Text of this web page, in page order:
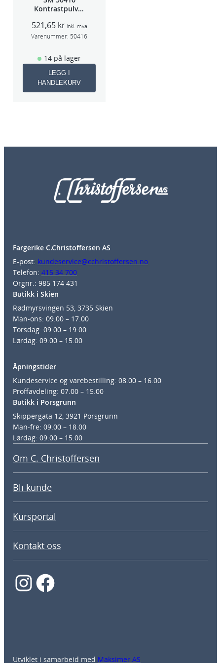
Kontrastpulver
521,65 kr inkl. mva
Varenummer: 50416
14 på lager
LEGG I
HANDLEKURV
Fargerike C.Christoffersen AS
E-post: kundeservice@cchristoffersen.no
Telefon: 415 34 700
Orgnr.: 985 174 431
Butikk i Skien
Rødmyrsvingen 53, 3735 Skien
Man-ons: 09.00 – 17.00
Torsdag: 09.00 – 19.00
Lørdag: 09.00 – 15.00
Åpningstider
Kundeservice og varebestilling: 08.00 – 16.00
Proffavdeling: 07.00 – 15.00
Butikk i Porsgrunn
Skippergata 12, 3921 Porsgrunn
Man-fre: 09.00 – 18.00
Lørdag: 09.00 – 15.00
Om C. Christoffersen
Bli kunde
Kursportal
Kontakt oss
InstagramFacebook
Utviklet i samarbeid med Maksimer AS